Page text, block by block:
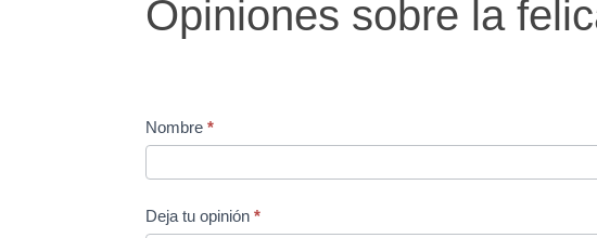
sobre
Opiniones sobre la
Nombre*
Deja tu opinión*